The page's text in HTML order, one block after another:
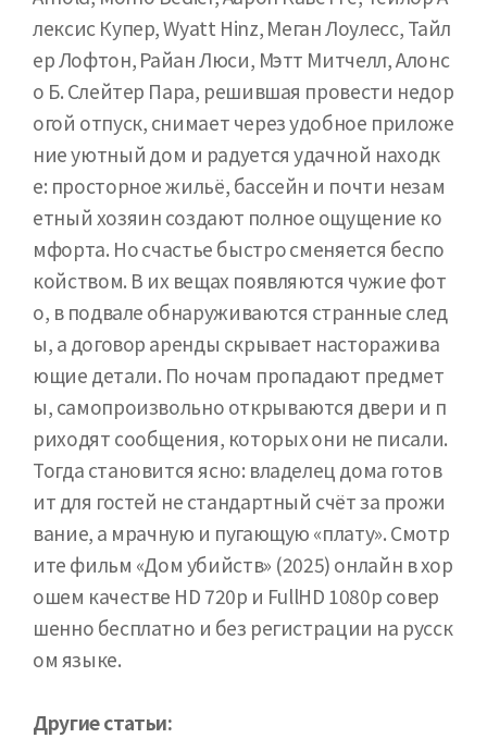
лексис Купер, Wyatt Hinz, Меган Лоулесс, Тайл
ер Лофтон, Райан Люси, Мэтт Митчелл, Алонс
о Б. Слейтер Пара, решившая провести недор
огой отпуск, снимает через удобное приложе
ние уютный дом и радуется удачной находк
е: просторное жильё, бассейн и почти незам
етный хозяин создают полное ощущение ко
мфорта. Но счастье быстро сменяется беспо
койством. В их вещах появляются чужие фот
о, в подвале обнаруживаются странные след
ы, а договор аренды скрывает насторажива
ющие детали. По ночам пропадают предмет
ы, самопроизвольно открываются двери и п
риходят сообщения, которых они не писали.
Тогда становится ясно: владелец дома готов
ит для гостей не стандартный счёт за прожи
вание, а мрачную и пугающую «плату». Смотр
ите фильм «Дом убийств» (2025) онлайн в хор
ошем качестве HD 720p и FullHD 1080p совер
шенно бесплатно и без регистрации на русск
ом языке.
Другие статьи: